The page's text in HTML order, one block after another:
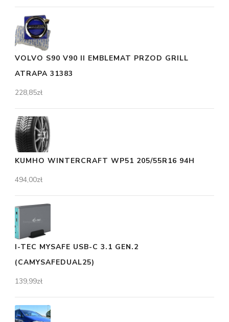
VOLVO S90 V90 II EMBLEMAT PRZOD GRILL
ATRAPA 31383
228,85zł
KUMHO WINTERCRAFT WP51 205/55R16 94H
494,00zł
I-TEC MYSAFE USB-C 3.1 GEN.2
(CAMYSAFEDUAL25)
139,99zł